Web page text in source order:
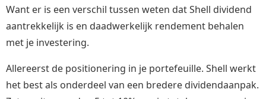
Want er is een verschil tussen weten dat Shell dividend
aantrekkelijk is en daadwerkelijk rendement behalen
met je investering.
Allereerst de positionering in je portefeuille. Shell werkt
het best als onderdeel van een bredere dividendaanpak.